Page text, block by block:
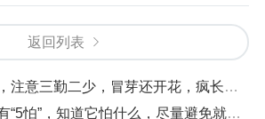
心的养护，基本上都能把虎皮兰养得粗壮
，能够茁壮成长呀。